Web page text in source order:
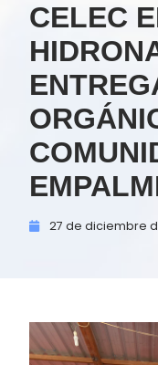
CELEC
27 de diciembre